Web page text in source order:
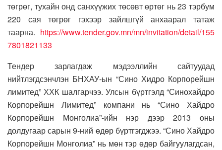
төгрөг, тухайн онд санхүүжих төсөвт өртөг нь 23 тэрбум
220 сая төгрөг гэхээр зайлшгүй анхаарал татаж
таарна. https://www.tender.gov.mn/mn/invitation/detail/155
7801821133
Тендер зарлагдаж мэдээллийн сайтуудад
нийтлэгдсэнчлэн БНХАУ-ын “Сино Хидро Корпорейшн
лимитед” ХХК шалгарчээ. Улсын бүртгэлд “Синохайдро
Корпорейшн Лимитед” компани нь “Сино Хайдро
Корпорейшн Монголиа”-ийн нэр дээр 2013 оны
долдугаар сарын 9-ний өдөр бүртгэгджээ. “Сино Хайдро
Корпорейшн Монголиа” нь мөн тэр өдөр байгуулагдсан,